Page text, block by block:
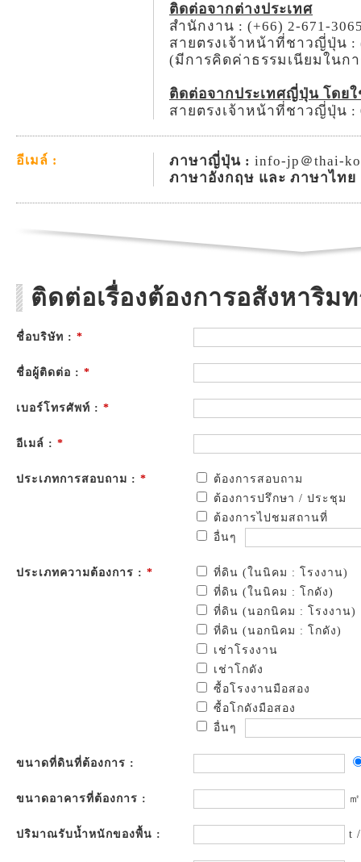
ติดต่อจากต่างประเทศ
สำนักงาน : (+66) 2-671-
สายตรงเจ้าหน้าที่ชาวญี่ปุ่น :
(มีการคิดค่าธรรมเนียมในก
ติดต่อจากประเทศญี่ปุ่น โดย
สายตรงเจ้าหน้าที่ชาวญี่ปุ่น :
อีเมล์ : ภาษาญี่ปุ่น : info-jp＠thai-
ภาษาอังกฤษ และ ภาษาไทย
ติดต่อเรื่องต้องการอสังหาริม
ชื่อบริษัท : *
ชื่อผู้ติดต่อ : *
เบอร์โทรศัพท์ : *
อีเมล์ : *
ประเภทการสอบถาม : *
ต้องการสอบถาม
ต้องการปรึกษา / ประชุม
ต้องการไปชมสถานที่
อื่นๆ
ประเภทความต้องการ : *
ที่ดิน (ในนิคม : โรงงาน)
ที่ดิน (ในนิคม : โกดัง)
ที่ดิน (นอกนิคม : โรงงาน)
ที่ดิน (นอกนิคม : โกดัง)
เช่าโรงงาน
เช่าโกดัง
ซื้อโรงงานมือสอง
ซื้อโกดังมือสอง
อื่นๆ
ขนาดที่ดินที่ต้องการ :
ขนาดอาคารที่ต้องการ : ㎡
ปริมาณรับน้ำหนักของพื้น : t